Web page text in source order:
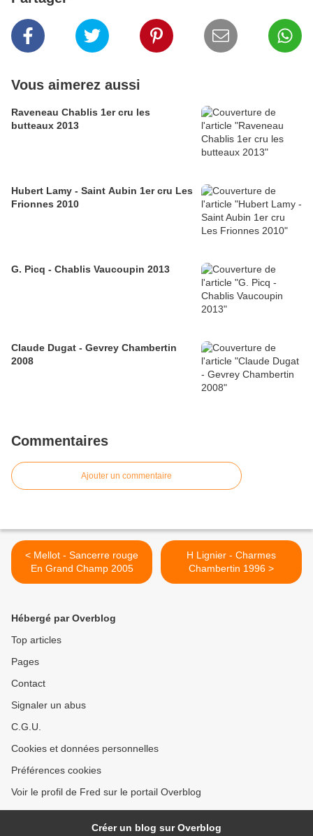
Vous aimerez aussi
Raveneau Chablis 1er cru les
butteaux 2013
Hubert Lamy - Saint Aubin 1er cru Les
Frionnes 2010
G. Picq - Chablis Vaucoupin 2013
Claude Dugat - Gevrey Chambertin
2008
Commentaires
Ajouter un commentaire
< Mellot - Sancerre rouge
En Grand Champ 2005
H Lignier - Charmes
Chambertin 1996 >
Hébergé par Overblog
Top articles
Pages
Contact
Signaler un abus
C.G.U.
Cookies et données personnelles
Préférences cookies
Voir le profil de Fred sur le portail Overblog
Créer un blog sur Overblog